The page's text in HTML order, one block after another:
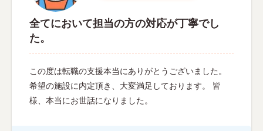
全てにおいて担当の方の対応が丁寧でし
た。
この度は転職の支援本当にありがとうございました。
希望の施設に内定頂き、大変満足しております。 皆
様、本当にお世話になりました。